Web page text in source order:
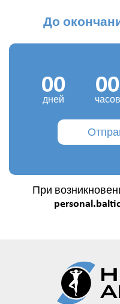
До
00
дней
00
часов
При